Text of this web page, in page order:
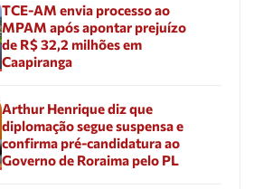
TCE-AM envia processo ao
MPAM após apontar prejuízo
de R$ 32,2 milhões em
Caapiranga
Arthur Henrique diz que
diplomação segue suspensa e
confirma pré-candidatura ao
Governo de Roraima pelo PL